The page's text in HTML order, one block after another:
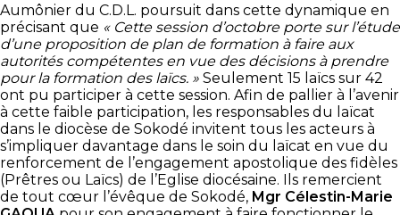
Aumônier du C.D.L. poursuit dans cette dynamique en
précisant que « Cette session d’octobre porte sur l’étude
d’une proposition de plan de formation à faire aux
autorités compétentes en vue des décisions à prendre
pour la formation des laïcs. » Seulement 15 laïcs sur 42
ont pu participer à cette session. Afin de pallier à l’avenir
à cette faible participation, les responsables du laïcat
dans le diocèse de Sokodé invitent tous les acteurs à
s’impliquer davantage dans le soin du laïcat en vue du
renforcement de l’engagement apostolique des fidèles
(Prêtres ou Laïcs) de l’Eglise diocésaine. Ils remercient
de tout cœur l’évêque de Sokodé, Mgr Célestin-Marie